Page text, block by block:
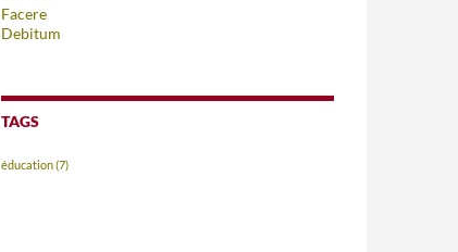
Facere
Debitum
TAGS
éducation(7)